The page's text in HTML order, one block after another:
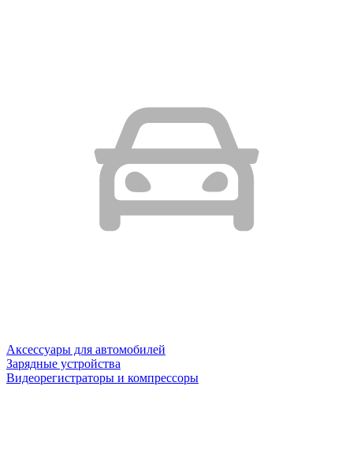
Аксессуары для автомобилей
Зарядные устройства
Видеорегистраторы и компрессоры